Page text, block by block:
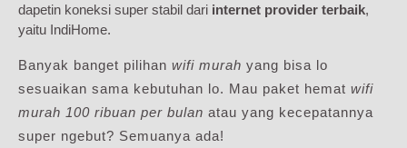
dapetin koneksi super stabil dari internet provider terbaik,
yaitu IndiHome.
Banyak banget pilihan wifi murah yang bisa lo
sesuaikan sama kebutuhan lo. Mau paket hemat wifi
murah 100 ribuan per bulan atau yang kecepatannya
super ngebut? Semuanya ada!